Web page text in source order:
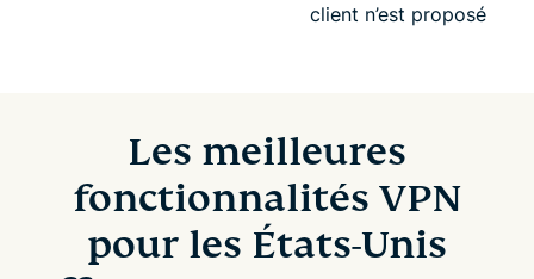
client n’est proposé
Les meilleures
fonctionnalités VPN
pour les États-Unis